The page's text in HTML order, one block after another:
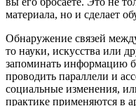
материала, но и сделает
Обнаружение связей
то науки, искусства или
запоминать информацию
проводить параллели и
социальные изменения,
практике применяются в